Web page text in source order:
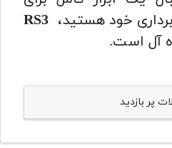
خود هستید، RS3
آل است.
پر بازدید